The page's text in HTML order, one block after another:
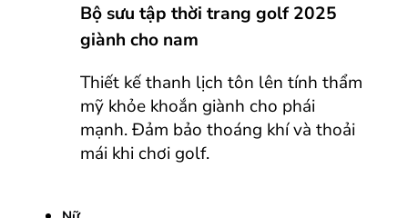
Bộ sưu tập thời trang golf 2025
giành cho nam
Thiết kế thanh lịch tôn lên tính thẩm
mỹ khỏe khoắn giành cho phái
mạnh. Đảm bảo thoáng khí và thoải
mái khi chơi golf.